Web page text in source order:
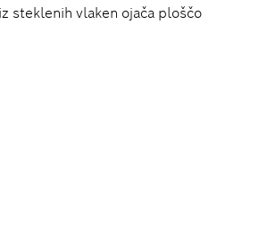
steklenih vlaken ojača ploščo